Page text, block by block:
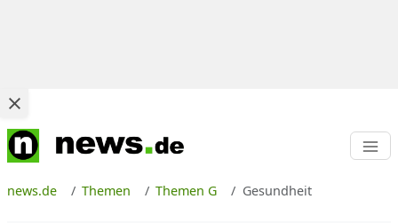
news.de Themen Themen G Gesundheit